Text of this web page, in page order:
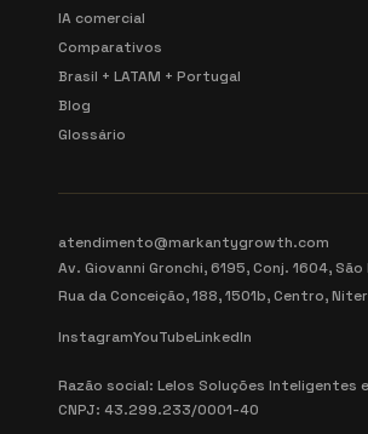
IA comercial
Comparativos
Brasil + LATAM + Portugal
Blog
Glossário
atendimento@markantygrowth.com
Av. Giovanni Gronchi, 6195, Conj. 1604, São
Rua da Conceição, 188, 1501b, Centro,
InstagramYouTubeLinkedIn
Razão social: Lelos Soluções Inteligentes
CNPJ: 43.299.233/0001-40